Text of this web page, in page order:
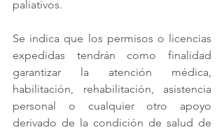
paliativos.
Se indica que los permisos o licencias
expedidas tendrán como finalidad
garantizar la atención médica,
habilitación, rehabilitación, asistencia
personal o cualquier otro apoyo
derivado de la condición de salud de